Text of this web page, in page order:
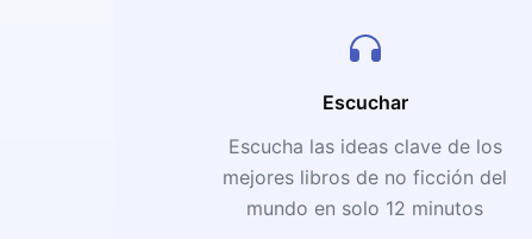
Escuchar
Escucha las ideas clave de los
mejores libros de no ficción del
mundo en solo 12 minutos